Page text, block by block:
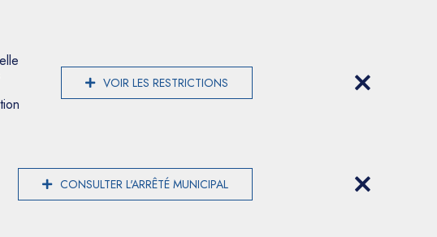
VOIR LES RESTRICTIONS
CONSULTER L'ARRÊTÉ MUNICIPAL